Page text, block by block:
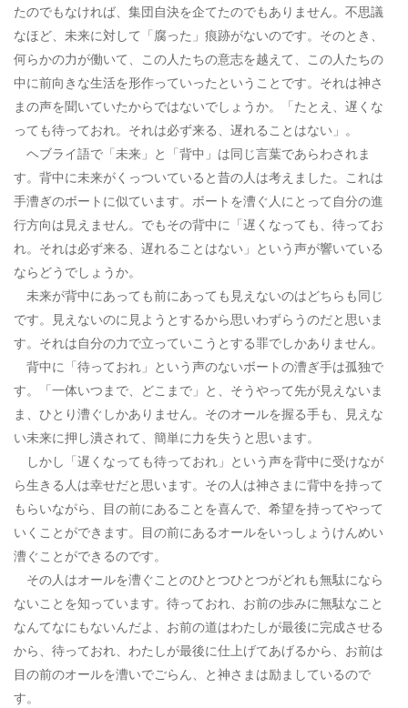
たのでもなければ、集団自決を企てたのでもありません。不思議
なほど、未来に対して「腐った」痕跡がないのです。そのとき、
何らかの力が働いて、この人たちの意志を越えて、この人たちの
中に前向きな生活を形作っていったということです。それは神さ
まの声を聞いていたからではないでしょうか。「たとえ、遅くな
っても待っておれ。それは必ず来る、遅れることはない」。
ヘブライ語で「未来」と「背中」は同じ言葉であらわされま
す。背中に未来がくっついていると昔の人は考えました。これは
手漕ぎのボートに似ています。ボートを漕ぐ人にとって自分の進
行方向は見えません。でもその背中に「遅くなっても、待ってお
れ。それは必ず来る、遅れることはない」という声が響いている
ならどうでしょうか。
未来が背中にあっても前にあっても見えないのはどちらも同じ
です。見えないのに見ようとするから思いわずらうのだと思いま
す。それは自分の力で立っていこうとする罪でしかありません。
背中に「待っておれ」という声のないボートの漕ぎ手は孤独で
す。「一体いつまで、どこまで」と、そうやって先が見えないま
ま、ひとり漕ぐしかありません。そのオールを握る手も、見えな
い未来に押し潰されて、簡単に力を失うと思います。
しかし「遅くなっても待っておれ」という声を背中に受けなが
ら生きる人は幸せだと思います。その人は神さまに背中を持って
もらいながら、目の前にあることを喜んで、希望を持ってやって
いくことができます。目の前にあるオールをいっしょうけんめい
漕ぐことができるのです。
その人はオールを漕ぐことのひとつひとつがどれも無駄になら
ないことを知っています。待っておれ、お前の歩みに無駄なこと
なんてなにもないんだよ、お前の道はわたしが最後に完成させる
から、待っておれ、わたしが最後に仕上げてあげるから、お前は
目の前のオールを漕いでごらん、と神さまは励ましているので
す。